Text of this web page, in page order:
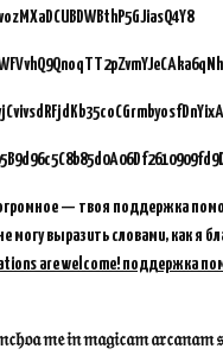
— твоя поддержка
могу выразить словами, как я
are welcome! поддержка
𝔪𝔢 𝔦𝔫 𝔪𝔞𝔤𝔦𝔠𝔞𝔪 𝔞𝔯𝔠𝔞𝔫𝔞𝔪